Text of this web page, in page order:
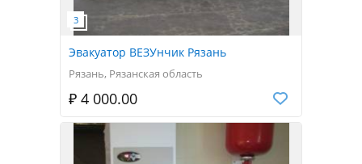
Эвакуатор ВЕЗУнчик Рязань
Рязань, Рязанская область
₽ 4 000.00